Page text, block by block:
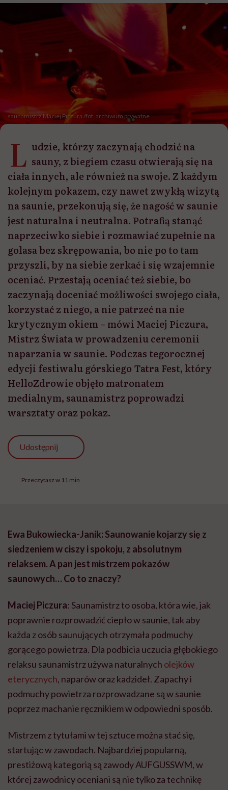
saunamistrz Maciej Piczura /fot. archiwum prywatne
L udzie, którzy zaczynają chodzić na
sauny, z biegiem czasu otwierają się na
ciała innych, ale również na swoje. Z każdym
kolejnym pokazem, czy nawet zwykłą wizytą
na saunie, przekonują się, że nagość w saunie
jest naturalna i neutralna. Potrafią stanąć
naprzeciwko siebie i rozmawiać zupełnie na
golasa bez skrępowania, bo nie po to tam
przyszli, by na siebie zerkać i się wzajemnie
oceniać. Przestają oceniać też siebie, bo
zaczynają doceniać możliwości swojego ciała,
korzystać z niego, a nie patrzeć na nie
krytycznym okiem – mówi Maciej Piczura,
Mistrz Świata w prowadzeniu ceremonii
naparzania w saunie. Podczas tegorocznej
edycji festiwalu górskiego Tatra Fest, który
HelloZdrowie objęło matronatem
medialnym, saunamistrz poprowadzi
warsztaty oraz pokaz.
Udostępnij
Przeczytasz w 11 min
Ewa Bukowiecka-Janik: Saunowanie kojarzy się z
siedzeniem w ciszy i spokoju, z absolutnym
relaksem. A pan jest mistrzem pokazów
saunowych… Co to znaczy?
Maciej Piczura: Saunamistrz to osoba, która wie, jak
poprawnie rozprowadzić ciepło w saunie, tak aby
każda z osób saunujących otrzymała podmuchy
gorącego powietrza. Dla podbicia uczucia głębokiego
relaksu saunamistrz używa naturalnych olejków
eterycznych, naparów oraz kadzideł. Zapachy i
podmuchy powietrza rozprowadzane są w saunie
poprzez machanie ręcznikiem w odpowiedni sposób.
Mistrzem z tytułami w tej sztuce można stać się,
startując w zawodach. Najbardziej popularną,
prestiżową kategorią są zawody AUFGUSSWM, w
której zawodnicy oceniani są nie tylko za technikę